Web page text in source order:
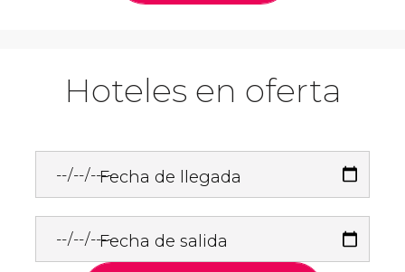
Hoteles en oferta
Fecha de llegada
Fecha de salida